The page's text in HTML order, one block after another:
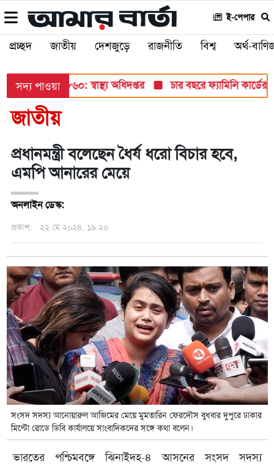
ই-পেপার
প্রচ্ছদ জাতীয় দেশজুড়ে রাজনীতি বিশ্ব অর্থ-
সদ্য পাওয়া
আক্রান্ত ৮৬০: স্বাস্থ্য অধিদপ্তর চার বছরে ফ্যামিলি
জাতীয়
প্রধানমন্ত্রী বলেছেন ধৈর্য ধরো বিচার হবে,
এমপি আনারের মেয়ে
অনলাইন ডেস্ক:
প্রকাশ: ২২ মে ২০২৪, ১৯:২০
সংসদ সদস্য আনোয়ারুল আজিমের মেয়ে মুমতারিন ফেরদৌস বুধবার দুপুরে ঢাকার
মিন্টো রোডে ডিবি কার্যালয়ে সাংবাদিকদের সঙ্গে কথা বলেন।
ভারতের পশ্চিমবঙ্গে ঝিনাইদহ-৪ আসনের সংসদ সদস্য